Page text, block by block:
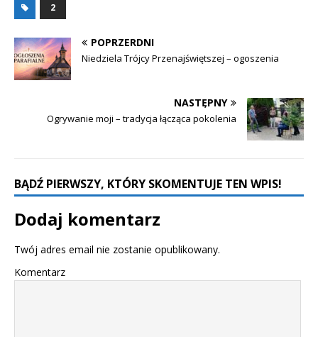
2
POPRZERDNI
Niedziela Trójcy Przenajświętszej – ogoszenia
NASTĘPNY
Ogrywanie moji – tradycja łącząca pokolenia
BĄDŹ PIERWSZY, KTÓRY SKOMENTUJE TEN WPIS!
Dodaj komentarz
Twój adres email nie zostanie opublikowany.
Komentarz